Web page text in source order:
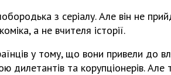
з серіалу. Але він не
а не вчителя історії.
у тому, що вони привели до
дилетантів та корупціонерів. Але